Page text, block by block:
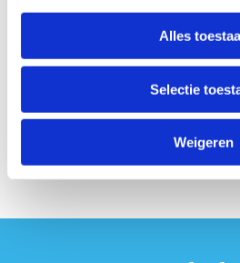
Alles
Selectie
Weigeren